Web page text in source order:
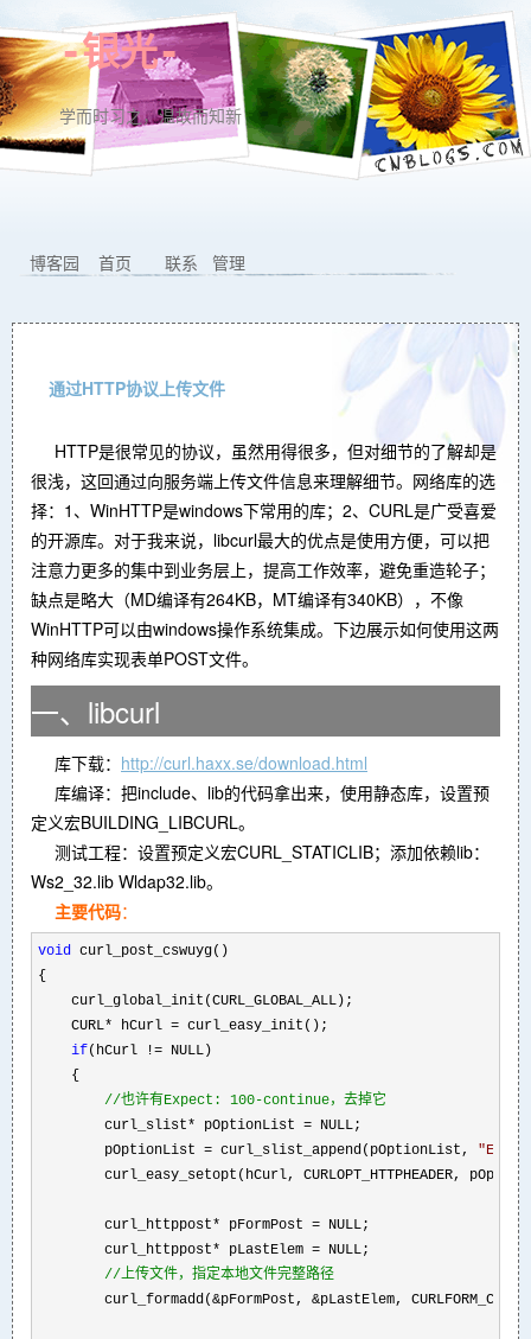
-银光-
学而时习之，温故而知新
博客园 首页 联系 管理
通过HTTP协议上传文件
HTTP是很常见的协议，虽然用得很多，但对细节的了解却是
很浅，这回通过向服务端上传文件信息来理解细节。网络库的选
择：1、WinHTTP是windows下常用的库；2、CURL是广受喜爱
的开源库。对于我来说，libcurl最大的优点是使用方便，可以把
注意力更多的集中到业务层上，提高工作效率，避免重造轮子；
缺点是略大（MD编译有264KB，MT编译有340KB），不像
WinHTTP可以由windows操作系统集成。下边展示如何使用这两
种网络库实现表单POST文件。
一、libcurl
库下载： http://curl.haxx.se/download.html
库编译：把include、lib的代码拿出来，使用静态库，设置预
定义宏BUILDING_LIBCURL。
测试工程：设置预定义宏CURL_STATICLIB；添加依赖lib：
Ws2_32.lib Wldap32.lib。
主要代码：
void curl_post_cswuyg()
{
    curl_global_init(CURL_GLOBAL_ALL);
    CURL
* hCurl = curl_easy_init();
if(hCurl != NULL)
    {
//也许有Expect: 100-continue，去掉它
        curl_slist* pOptionList =
NULL;
        pOptionList
= curl_slist_append(pOptionList, "
curl_easy_setopt(hCurl, CURLOPT_HTTPHEADER,
        curl_httppost
* pFormPost = NULL;
        curl_httppost
* pLastElem = NULL;
//上传文件，指定本地文件完整路径
curl_formadd(&pFormPost, &pLastElem,